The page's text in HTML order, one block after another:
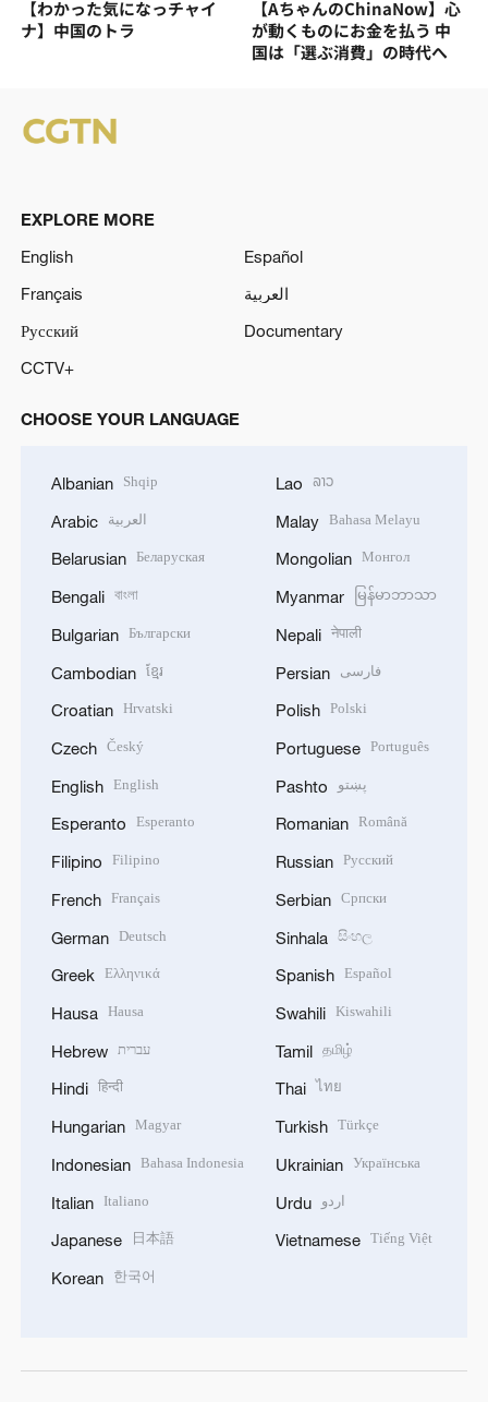
【わかった気になっチャイ
ナ】中国のトラ
【AちゃんのChinaNow】心
が動くものにお金を払う 中
国は「選ぶ消費」の時代へ
EXPLORE MORE
English
Español
Français
العربية
Русский
Documentary
CCTV+
CHOOSE YOUR LANGUAGE
Albanian Shqip
Arabic العربية
Belarusian Беларуская
Bengali বাংলা
Bulgarian Български
Cambodian ខ្មែរ
Croatian Hrvatski
Czech Český
English English
Esperanto Esperanto
Filipino Filipino
French Français
German Deutsch
Greek Ελληνικά
Hausa Hausa
Hebrew עברית
Hindi हिन्दी
Hungarian Magyar
Indonesian Bahasa Indonesia
Italian Italiano
Japanese 日本語
Korean 한국어
Lao ລາວ
Malay Bahasa Melayu
Mongolian Монгол
Myanmar မြန်မာဘာသာ
Nepali नेपाली
Persian فارسی
Polish Polski
Portuguese Português
Pashto پښتو
Romanian Română
Russian Русский
Serbian Српски
Sinhala සිංහල
Spanish Español
Swahili Kiswahili
Tamil தமிழ்
Thai ไทย
Turkish Türkçe
Ukrainian Українська
Urdu اردو
Vietnamese Tiếng Việt